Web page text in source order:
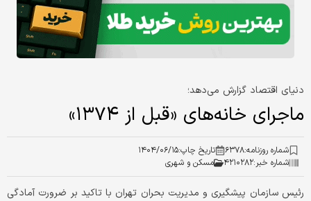
دنیای اقتصاد گزارش می‌دهد؛
ماجرای خانه‌های «قبل از ۱۳۷۴»
شماره روزنامه:۶۳۷۸ تاریخ چاپ:۱۴۰۴/۰۶/۱۵
شماره خبر:۴۲۱۰۲۸۲ مسکن و شهری
رئیس سازمان پیشگیری و مدیریت بحران تهران با تاکید بر ضرورت آمادگی